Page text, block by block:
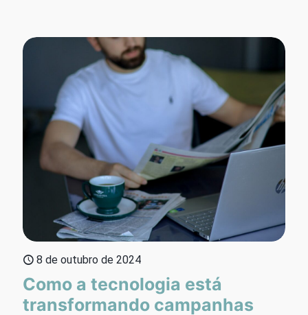
8 de outubro de 2024
Como a tecnologia está
transformando campanhas